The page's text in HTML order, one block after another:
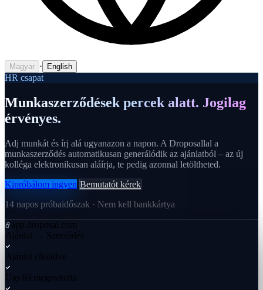
Magyar · English
HR csapat
Munkaszerződések percek alatt. Jogilag
érvényes.
Adj munkát és írj alá ugyanazon a napon. A Droposallal a
munkaszerződés automatikusan generálódik az ajánlatból – az új
kolléga elektronikusan aláírja, te pedig azonnal letöltheted.
Kipróbálom ingyen Bemutatót kérek
14 napos próbaidőszak · Nem kell bankkártya
app.droposal.com
Ajánlat → Szerződés
Ajánlat elküldve
Ügyfél megnyitotta